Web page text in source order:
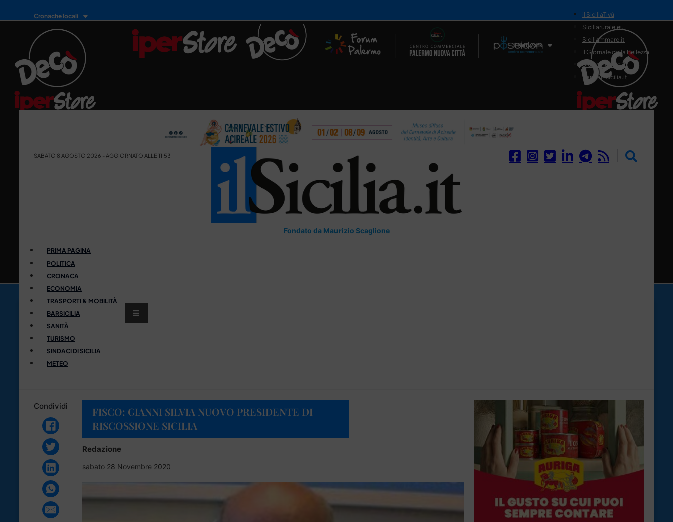
Cronache locali
Il Network
il SiciliaTivù
Siciliarurale.eu
Siciliammare.it
Il Giornale della Bellezza
Siciliamedica.it
Sanitainsicilia.it
SABATO 8 AGOSTO 2026 - AGGIORNATO ALLE 11:53
Fondato da Maurizio Scaglione
PRIMA PAGINA
POLITICA
CRONACA
ECONOMIA
TRASPORTI & MOBILITÀ
BARSICILIA
SANITÀ
TURISMO
SINDACI DI SICILIA
METEO
Condividi
FISCO: GIANNI SILVIA NUOVO PRESIDENTE DI
RISCOSSIONE SICILIA
Redazione
sabato 28 Novembre 2020